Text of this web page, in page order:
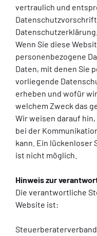
vertraulich und
Datenschutzerklärung.
Wenn Sie diese
personenbezogene
Daten, mit denen Sie
vorliegende
erheben und wofür
welchem Zweck das
Wir weisen darauf
bei der
kann. Ein lückenloser
ist nicht möglich.
Hinweis zur
Die verantwortliche
Website ist:
Steuerberaterverband